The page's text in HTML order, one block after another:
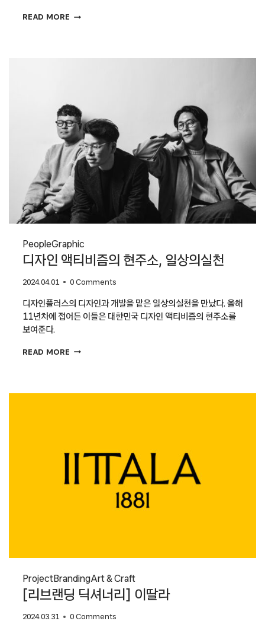
READ MORE 1970년대
PeopleGraphic
디자인 액티비즘의 현주소, 일상의실천
2024.04.01 0 Comments
디자인플러스의 디자인과 개발을 맡은 일상의실천을 만났다. 올해
11년차에 접어든 이들은 대한민국 디자인 액티비즘의 현주소를
보여준다.
READ MORE 디자인
ProjectBrandingArt & Craft
[리브랜딩 딕셔너리] 이딸라
2024.03.31 0 Comments